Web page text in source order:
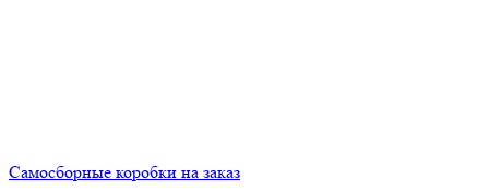
Самосборные коробки на заказ